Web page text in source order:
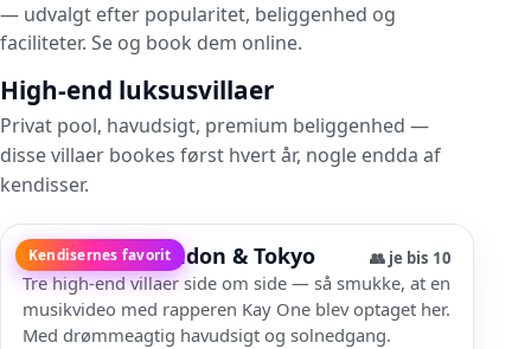
— udvalgt efter popularitet, beliggenhed og
faciliteter. Se og book dem online.
High-end luksusvillaer
Privat pool, havudsigt, premium beliggenhed —
disse villaer bookes først hvert år, nogle endda af
kendisser.
Kendisernes favorit
Villa Dubai, London & Tokyo 👥 je bis 10
Tre high-end villaer side om side — så smukke, at en
musikvideo med rapperen Kay One blev optaget her.
Med drømmeagtig havudsigt og solnedgang.